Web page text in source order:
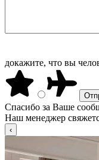
докажите, что вы
Спасибо за Ваше
Наш менеджер